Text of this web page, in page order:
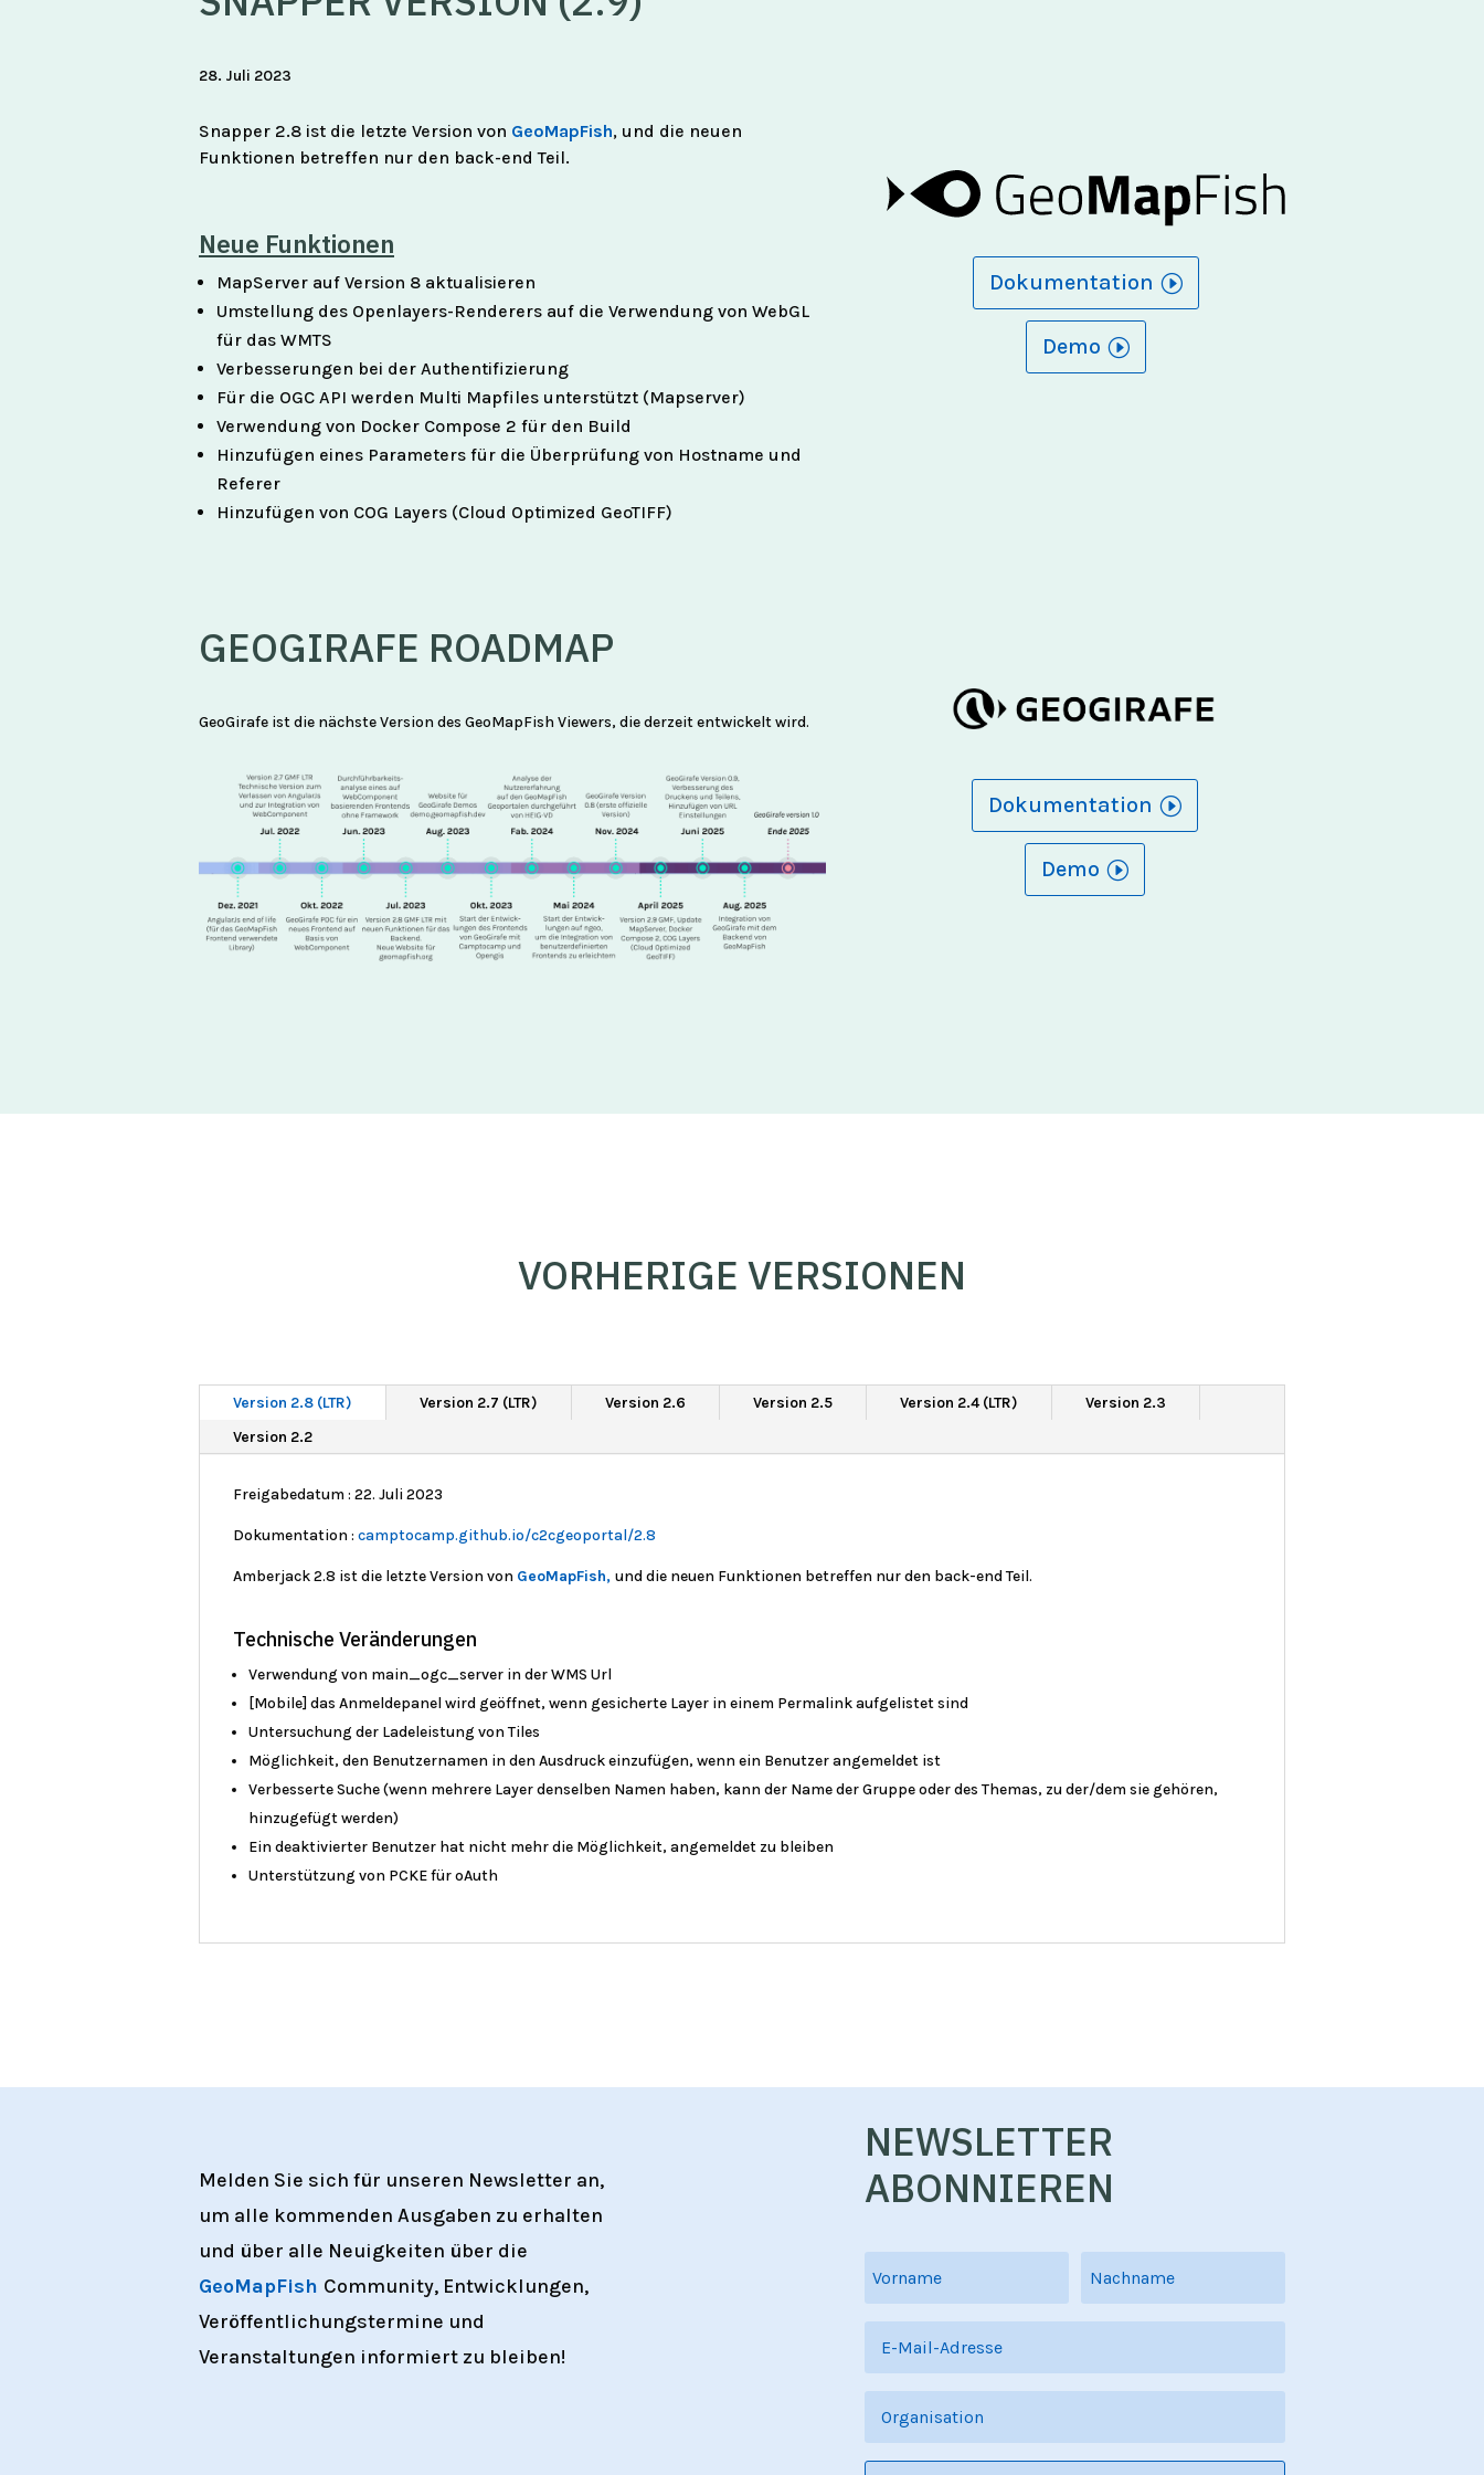
28. Juli 2023
Snapper 2.8 ist die letzte Version von GeoMapFish, und die neuen
Funktionen betreffen nur den back-end Teil.
Neue Funktionen
MapServer auf Version 8 aktualisieren
Umstellung des Openlayers-Renderers auf die Verwendung von WebGL
für das WMTS
Verbesserungen bei der Authentifizierung
Für die OGC API werden Multi Mapfiles unterstützt (Mapserver)
Verwendung von Docker Compose 2 für den Build
Hinzufügen eines Parameters für die Überprüfung von Hostname und
Referer
Hinzufügen von COG Layers (Cloud Optimized GeoTIFF)
Dokumentation
Demo
GEOGIRAFE ROADMAP
GeoGirafe ist die nächste Version des GeoMapFish Viewers, die derzeit entwickelt wird.
Dokumentation
Demo
VORHERIGE VERSIONEN
Version 2.8 (LTR) Version 2.7 (LTR) Version 2.6 Version 2.5 Version 2.4 (LTR)
Version 2.3
Version 2.2
Freigabedatum : 22. Juli 2023
Dokumentation : camptocamp.github.io/c2cgeoportal/2.8
Amberjack 2.8 ist die letzte Version von GeoMapFish, und die neuen Funktionen betreffen nur den back-end Teil.
Technische Veränderungen
Verwendung von main_ogc_server in der WMS Url
[Mobile] das Anmeldepanel wird geöffnet, wenn gesicherte Layer in einem Permalink aufgelistet sind
Untersuchung der Ladeleistung von Tiles
Möglichkeit, den Benutzernamen in den Ausdruck einzufügen, wenn ein Benutzer angemeldet ist
Verbesserte Suche (wenn mehrere Layer denselben Namen haben, kann der Name der Gruppe oder des Themas, zu der/dem sie gehören,
hinzugefügt werden)
Ein deaktivierter Benutzer hat nicht mehr die Möglichkeit, angemeldet zu bleiben
Unterstützung von PCKE für oAuth
Melden Sie sich für unseren Newsletter an,
um alle kommenden Ausgaben zu erhalten
und über alle Neuigkeiten über die
GeoMapFish Community, Entwicklungen,
Veröffentlichungstermine und
Veranstaltungen informiert zu bleiben!
NEWSLETTER
ABONNIEREN